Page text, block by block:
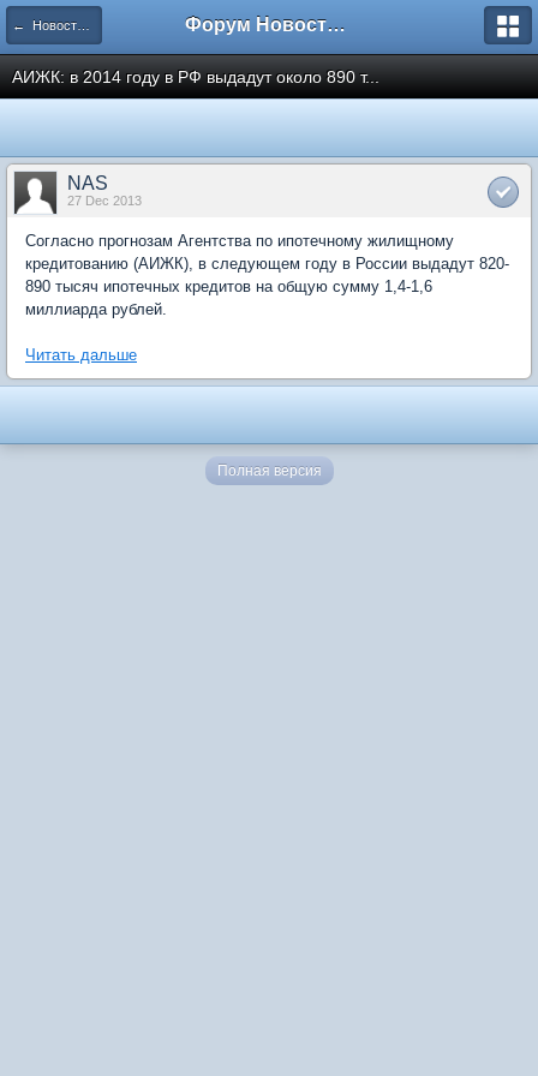
← Новости рынка недвижимости Форум Новостройки
АИЖК: в 2014 году в РФ выдадут около 890 т...
NAS
27 Dec 2013
Согласно прогнозам Агентства по ипотечному жилищному
кредитованию (АИЖК), в следующем году в России выдадут 820-
890 тысяч ипотечных кредитов на общую сумму 1,4-1,6
миллиарда рублей.
Читать дальше
Полная версия